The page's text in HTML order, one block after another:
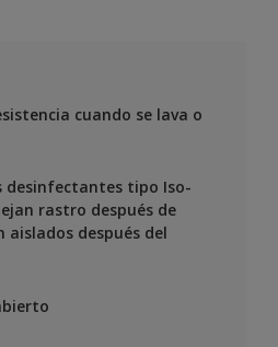
cuando se lava o
desinfectantes tipo Iso-
rastro después de
aislados después del